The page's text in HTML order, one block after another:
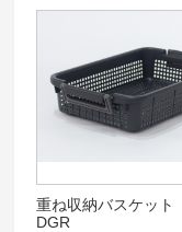
重ね収納バスケット
DGR